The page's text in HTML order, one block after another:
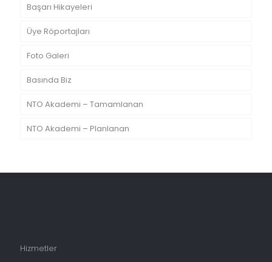
Başarı Hikayeleri
Üye Röportajları
Foto Galeri
Basında Biz
NTO Akademi – Tamamlanan
NTO Akademi – Planlanan
Hizmetler